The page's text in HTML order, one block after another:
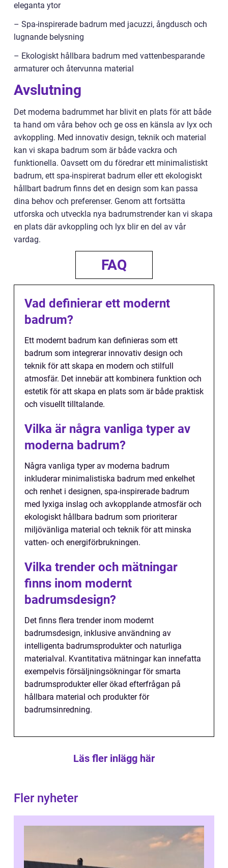
eleganta ytor
– Spa-inspirerade badrum med jacuzzi, ångdusch och
lugnande belysning
– Ekologiskt hållbara badrum med vattenbesparande
armaturer och återvunna material
Avslutning
Det moderna badrummet har blivit en plats för att både
ta hand om våra behov och ge oss en känsla av lyx och
avkoppling. Med innovativ design, teknik och material
kan vi skapa badrum som är både vackra och
funktionella. Oavsett om du föredrar ett minimalistiskt
badrum, ett spa-inspirerat badrum eller ett ekologiskt
hållbart badrum finns det en design som kan passa
dina behov och preferenser. Genom att fortsätta
utforska och utveckla nya badrumstrender kan vi skapa
en plats där avkoppling och lyx blir en del av vår
vardag.
FAQ
Vad definierar ett modernt
badrum?
Ett modernt badrum kan definieras som ett
badrum som integrerar innovativ design och
teknik för att skapa en modern och stilfull
atmosfär. Det innebär att kombinera funktion och
estetik för att skapa en plats som är både praktisk
och visuellt tilltalande.
Vilka är några vanliga typer av
moderna badrum?
Några vanliga typer av moderna badrum
inkluderar minimalistiska badrum med enkelhet
och renhet i designen, spa-inspirerade badrum
med lyxiga inslag och avkopplande atmosfär och
ekologiskt hållbara badrum som prioriterar
miljövänliga material och teknik för att minska
vatten- och energiförbrukningen.
Vilka trender och mätningar
finns inom modernt
badrumsdesign?
Det finns flera trender inom modernt
badrumsdesign, inklusive användning av
intelligenta badrumsprodukter och naturliga
materialval. Kvantitativa mätningar kan innefatta
exempelvis försäljningsökningar för smarta
badrumsprodukter eller ökad efterfrågan på
hållbara material och produkter för
badrumsinredning.
Läs fler inlägg här
Fler nyheter